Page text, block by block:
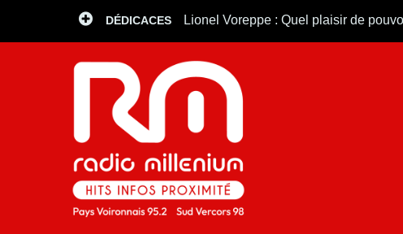
DÉDICACES Lionel Voreppe : Quel plaisir de